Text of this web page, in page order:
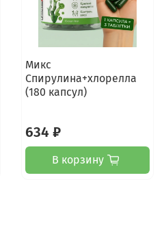
Микс
Спирулина+хлорелла
(180 капсул)
634 ₽
В корзину